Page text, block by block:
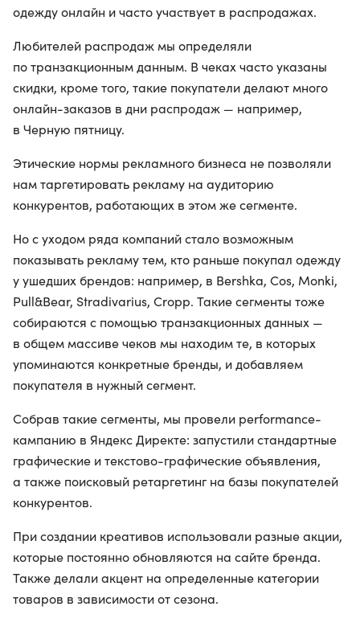
одежду онлайн и часто участвует в распродажах.
Любителей распродаж мы определяли
по транзакционным данным. В чеках часто указаны
скидки, кроме того, такие покупатели делают много
онлайн-заказов в дни распродаж — например,
в Черную пятницу.
Этические нормы рекламного бизнеса не позволяли
нам таргетировать рекламу на аудиторию
конкурентов, работающих в этом же сегменте.
Но с уходом ряда компаний стало возможным
показывать рекламу тем, кто раньше покупал одежду
у ушедших брендов: например, в Bershka, Cos, Monki,
Pull&Bear, Stradivarius, Cropp. Такие сегменты тоже
собираются с помощью транзакционных данных —
в общем массиве чеков мы находим те, в которых
упоминаются конкретные бренды, и добавляем
покупателя в нужный сегмент.
Собрав такие сегменты, мы провели performance-
кампанию в Яндекс Директе: запустили стандартные
графические и текстово-графические объявления,
а также поисковый ретаргетинг на базы покупателей
конкурентов.
При создании креативов использовали разные акции,
которые постоянно обновляются на сайте бренда.
Также делали акцент на определенные категории
товаров в зависимости от сезона.